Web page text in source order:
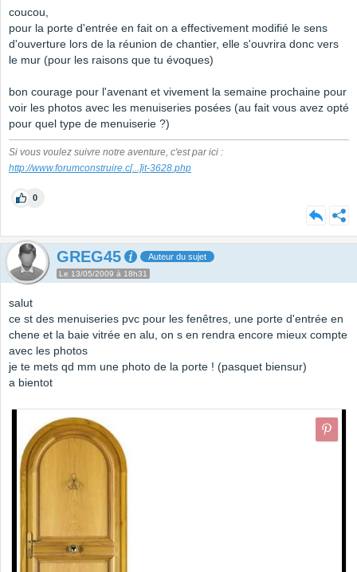
coucou,
pour la porte d'entrée en fait on a effectivement modifié le sens
d'ouverture lors de la réunion de chantier, elle s'ouvrira donc vers
le mur (pour les raisons que tu évoques)
bon courage pour l'avenant et vivement la semaine prochaine pour
voir les photos avec les menuiseries posées (au fait vous avez opté
pour quel type de menuiserie ?)
Si vous voulez suivre notre aventure, c'est par ici :
http://www.forumconstruire.c[...]it-3628.php
0
GREG45 Auteur du sujet
Le 13/05/2009 à 18h31
salut
ce st des menuiseries pvc pour les fenêtres, une porte d'entrée en
chene et la baie vitrée en alu, on s en rendra encore mieux compte
avec les photos
je te mets qd mm une photo de la porte ! (pasquet biensur)
a bientot